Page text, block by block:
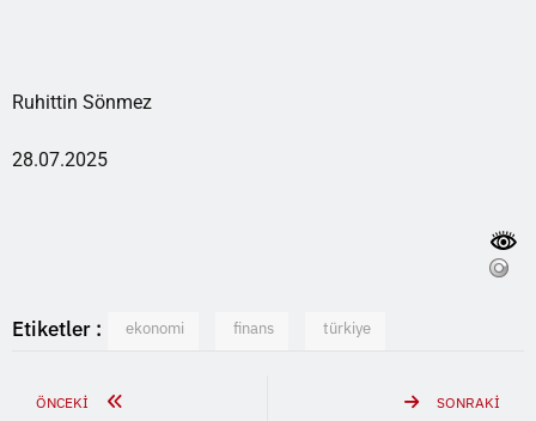
Ruhittin Sönmez
28.07.2025
Etiketler : ekonomi finans türkiye
ÖNCEKI SONRAKI